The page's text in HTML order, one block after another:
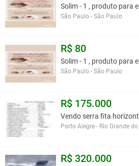
São Paulo - São Paulo
R$ 80
São Paulo - São Paulo
R$ 175.000
Vendo serra fita
Porto Alegre - Rio Grande do
R$ 320.000